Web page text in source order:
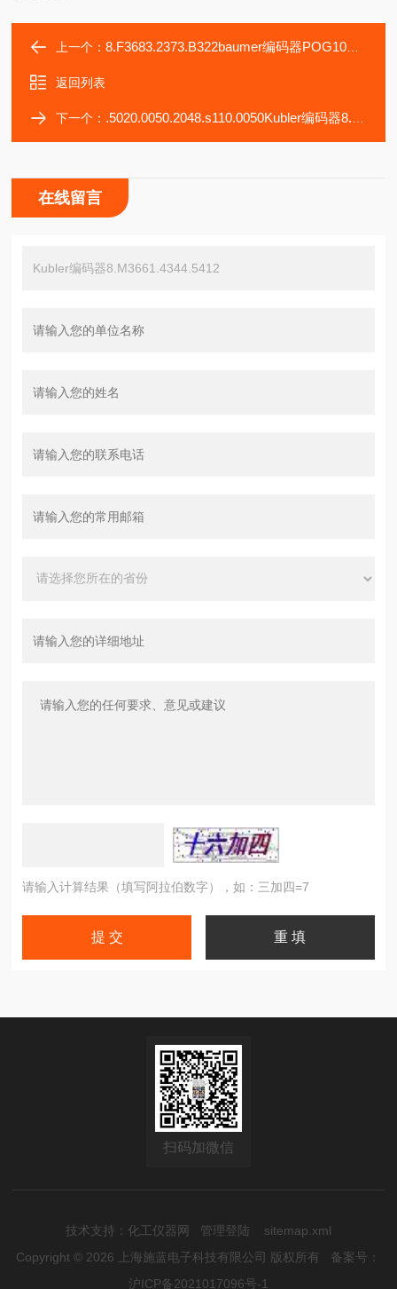
上一个：8.F3683.2373.B322baumer编码器POG10D1000I
返回列表
下一个： .5020.0050.2048.s110.0050Kubler编码器8.F3663.1113.C222
在线留言
请输入计算结果（填写阿拉伯数字），如：三加四=7
扫码加微信
技术支持： 化工仪器网 管理登陆
sitemap.xml
Copyright © 2026 上海施蓝电子科技有限公司 版权所有 备案号：
沪ICP备2021017096号-1